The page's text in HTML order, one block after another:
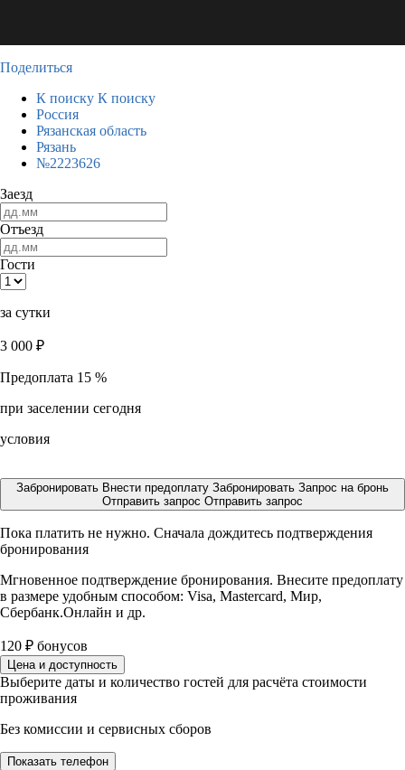
Поделиться
К поиску К поиску
Россия
Рязанская область
Рязань
№2223626
Заезд
Отъезд
Гости
за сутки
3 000 ₽
Предоплата 15 %
при заселении сегодня
условия
Забронировать Внести предоплату Забронировать Запрос на бронь
Отправить запрос Отправить запрос
Пока платить не нужно. Сначала дождитесь подтверждения
бронирования
Мгновенное подтверждение бронирования. Внесите предоплату
в размере удобным способом: Visa, Mastercard, Мир,
Сбербанк.Онлайн и др.
120 ₽ бонусов
Цена и доступность
Выберите даты и количество гостей для расчёта стоимости
проживания
Без комиссии и сервисных сборов
Показать телефон